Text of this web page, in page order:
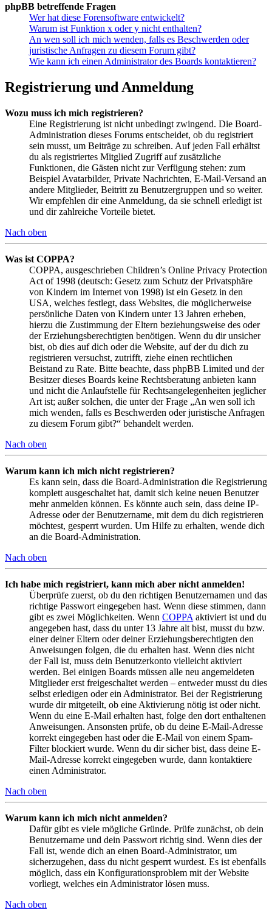
phpBB betreffende Fragen
Wer hat diese Forensoftware entwickelt?
Warum ist Funktion x oder y nicht enthalten?
An wen soll ich mich wenden, falls es Beschwerden oder
juristische Anfragen zu diesem Forum gibt?
Wie kann ich einen Administrator des Boards kontaktieren?
Registrierung und Anmeldung
Wozu muss ich mich registrieren?
Eine Registrierung ist nicht unbedingt zwingend. Die Board-
Administration dieses Forums entscheidet, ob du registriert
sein musst, um Beiträge zu schreiben. Auf jeden Fall erhältst
du als registriertes Mitglied Zugriff auf zusätzliche
Funktionen, die Gästen nicht zur Verfügung stehen: zum
Beispiel Avatarbilder, Private Nachrichten, E-Mail-Versand an
andere Mitglieder, Beitritt zu Benutzergruppen und so weiter.
Wir empfehlen dir eine Anmeldung, da sie schnell erledigt ist
und dir zahlreiche Vorteile bietet.
Nach oben
Was ist COPPA?
COPPA, ausgeschrieben Children’s Online Privacy Protection
Act of 1998 (deutsch: Gesetz zum Schutz der Privatsphäre
von Kindern im Internet von 1998) ist ein Gesetz in den
USA, welches festlegt, dass Websites, die möglicherweise
persönliche Daten von Kindern unter 13 Jahren erheben,
hierzu die Zustimmung der Eltern beziehungsweise des oder
der Erziehungsberechtigten benötigen. Wenn du dir unsicher
bist, ob dies auf dich oder die Website, auf der du dich zu
registrieren versuchst, zutrifft, ziehe einen rechtlichen
Beistand zu Rate. Bitte beachte, dass phpBB Limited und der
Besitzer dieses Boards keine Rechtsberatung anbieten kann
und nicht die Anlaufstelle für Rechtsangelegenheiten jeglicher
Art ist; außer solchen, die unter der Frage „An wen soll ich
mich wenden, falls es Beschwerden oder juristische Anfragen
zu diesem Forum gibt?“ behandelt werden.
Nach oben
Warum kann ich mich nicht registrieren?
Es kann sein, dass die Board-Administration die Registrierung
komplett ausgeschaltet hat, damit sich keine neuen Benutzer
mehr anmelden können. Es könnte auch sein, dass deine IP-
Adresse oder der Benutzername, mit dem du dich registrieren
möchtest, gesperrt wurden. Um Hilfe zu erhalten, wende dich
an die Board-Administration.
Nach oben
Ich habe mich registriert, kann mich aber nicht anmelden!
Überprüfe zuerst, ob du den richtigen Benutzernamen und das
richtige Passwort eingegeben hast. Wenn diese stimmen, dann
gibt es zwei Möglichkeiten. Wenn COPPA aktiviert ist und du
angegeben hast, dass du unter 13 Jahre alt bist, musst du bzw.
einer deiner Eltern oder deiner Erziehungsberechtigten den
Anweisungen folgen, die du erhalten hast. Wenn dies nicht
der Fall ist, muss dein Benutzerkonto vielleicht aktiviert
werden. Bei einigen Boards müssen alle neu angemeldeten
Mitglieder erst freigeschaltet werden – entweder musst du dies
selbst erledigen oder ein Administrator. Bei der Registrierung
wurde dir mitgeteilt, ob eine Aktivierung nötig ist oder nicht.
Wenn du eine E-Mail erhalten hast, folge den dort enthaltenen
Anweisungen. Ansonsten prüfe, ob du deine E-Mail-Adresse
korrekt eingegeben hast oder die E-Mail von einem Spam-
Filter blockiert wurde. Wenn du dir sicher bist, dass deine E-
Mail-Adresse korrekt eingegeben wurde, dann kontaktiere
einen Administrator.
Nach oben
Warum kann ich mich nicht anmelden?
Dafür gibt es viele mögliche Gründe. Prüfe zunächst, ob dein
Benutzername und dein Passwort richtig sind. Wenn dies der
Fall ist, wende dich an einen Board-Administrator, um
sicherzugehen, dass du nicht gesperrt wurdest. Es ist ebenfalls
möglich, dass ein Konfigurationsproblem mit der Website
vorliegt, welches ein Administrator lösen muss.
Nach oben